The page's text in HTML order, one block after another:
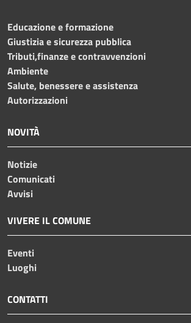
Educazione e formazione
Giustizia e sicurezza pubblica
Tributi,finanze e contravvenzioni
Ambiente
Salute, benessere e assistenza
Autorizzazioni
NOVITÀ
Notizie
Comunicati
Avvisi
VIVERE IL COMUNE
Eventi
Luoghi
CONTATTI